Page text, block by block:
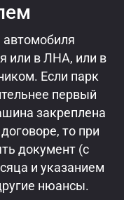
автомобиля
или в ЛНА, или в
Если парк
первый
закреплена
то при
документ (с
и указанием
нюансы.